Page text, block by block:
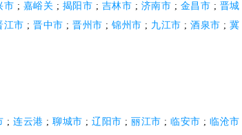
市 ; 嘉峪关 ; 揭阳市 ; 吉林市 ; 济南市 ; 金昌市 ; 晋城
江市 ; 晋中市 ; 晋州市 ; 锦州市 ; 九江市 ; 酒泉市 ; 冀
; 连云港 ; 聊城市 ; 辽阳市 ; 丽江市 ; 临安市 ; 临沧市